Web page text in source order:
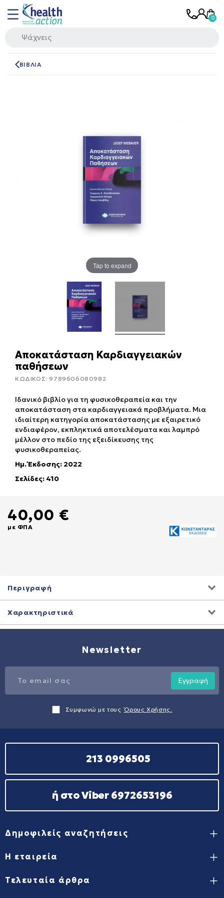
ΒΙΒΛΙΑ
Tap to expand
Αποκατάσταση Καρδιαγγειακών
παθήσεων
ΚΩΔΙΚΟΣ:9789606080982
Ιδανικό βιβλίο για τη φυσικοθεραπεία και την
αποκατάσταση στα καρδιαγγειακά προβλήματα. Μια
ιδιαίτερη κατηγορία αποκατάστασης με εξαιρετικό
ενδιαφέρον, εκπληκτικά αποτελέσματα και λαμπρό
μέλλον στο πεδίο της εξειδίκευσης της
φυσικοθεραπείας.
Ημ. Έκδοσης: 2022
Σελίδες: 410
40,00 €
με ΦΠΑ
Περιγραφή
Χαρακτηριστικά
Newsletter
Εγγραφή
Συμφωνώ με τους Όρους Χρήσης.
213 0996505
ή στο Viber 6972653196
Δημοφιλείς αναζητήσεις
Η εταιρεία
Τελευταία άρθρα